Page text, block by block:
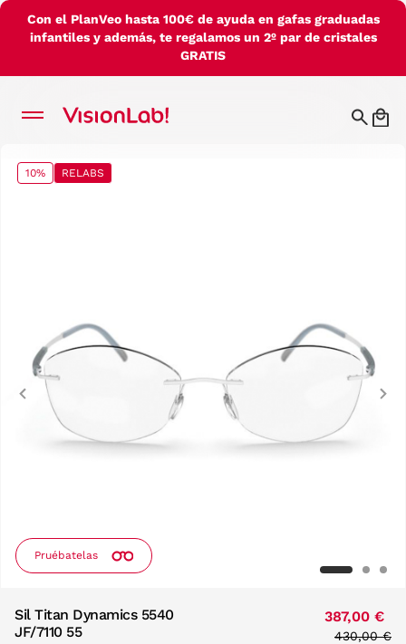
Con el PlanVeo hasta 100€ de ayuda en gafas graduadas
infantiles y además, te regalamos un 2º par de cristales
GRATIS
10% RELABS
Pruébatelas
Previous
Sil Titan Dynamics 5540
JF/7110 55
387,00 €
Price
430,00 €